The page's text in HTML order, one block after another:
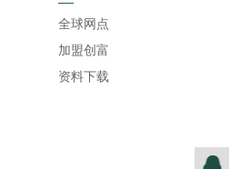
全球网点
加盟创富
资料下载